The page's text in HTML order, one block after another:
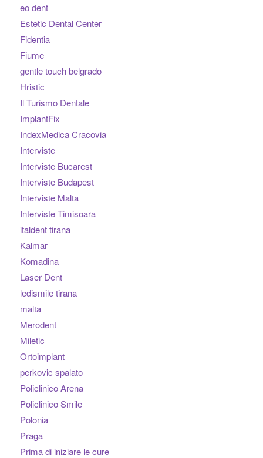
eo dent
Estetic Dental Center
Fidentia
Fiume
gentle touch belgrado
Hristic
Il Turismo Dentale
ImplantFix
IndexMedica Cracovia
Interviste
Interviste Bucarest
Interviste Budapest
Interviste Malta
Interviste Timisoara
italdent tirana
Kalmar
Komadina
Laser Dent
ledismile tirana
malta
Merodent
Miletic
Ortoimplant
perkovic spalato
Policlinico Arena
Policlinico Smile
Polonia
Praga
Prima di iniziare le cure